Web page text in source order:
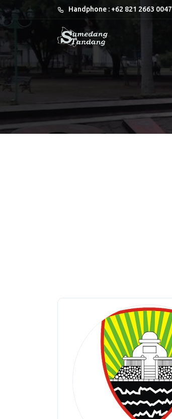
Handphone : +62 821 2663 0047